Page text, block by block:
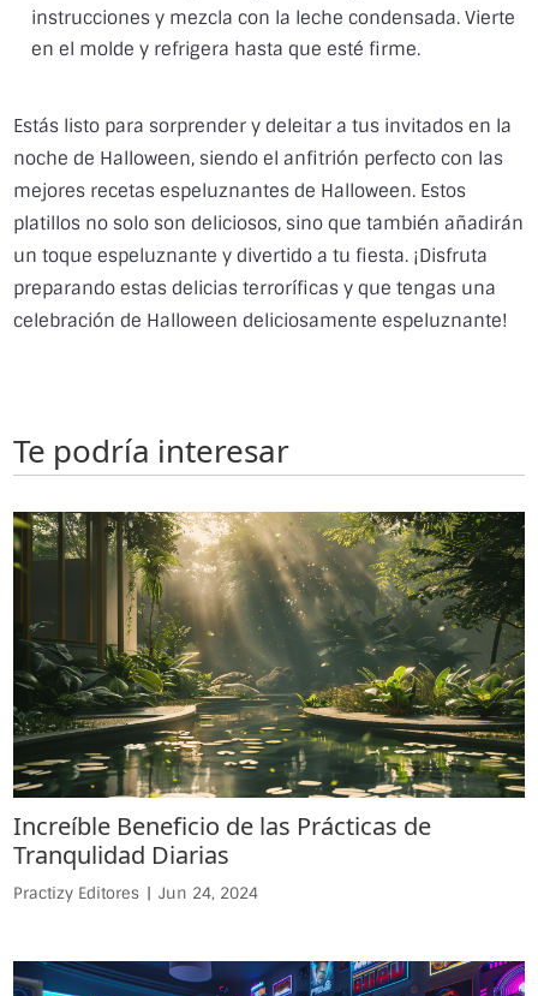
instrucciones y mezcla con la leche condensada. Vierte
en el molde y refrigera hasta que esté firme.
Estás listo para sorprender y deleitar a tus invitados en la
noche de Halloween, siendo el anfitrión perfecto con las
mejores recetas espeluznantes de Halloween. Estos
platillos no solo son deliciosos, sino que también añadirán
un toque espeluznante y divertido a tu fiesta. ¡Disfruta
preparando estas delicias terroríficas y que tengas una
celebración de Halloween deliciosamente espeluznante!
Te podría interesar
Increíble Beneficio de las Prácticas de
Tranqulidad Diarias
Practizy Editores | Jun 24, 2024